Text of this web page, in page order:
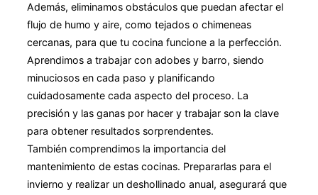
Además, eliminamos obstáculos que puedan afectar el
flujo de humo y aire, como tejados o chimeneas
cercanas, para que tu cocina funcione a la perfección.
Aprendimos a trabajar con adobes y barro, siendo
minuciosos en cada paso y planificando
cuidadosamente cada aspecto del proceso. La
precisión y las ganas por hacer y trabajar son la clave
para obtener resultados sorprendentes.
También comprendimos la importancia del
mantenimiento de estas cocinas. Prepararlas para el
invierno y realizar un deshollinado anual, asegurará que